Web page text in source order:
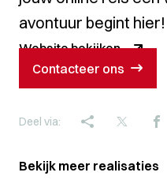
Deel via:
Bekijk meer realisaties
avontuur begint hier!
Website bekijken
Contacteer ons